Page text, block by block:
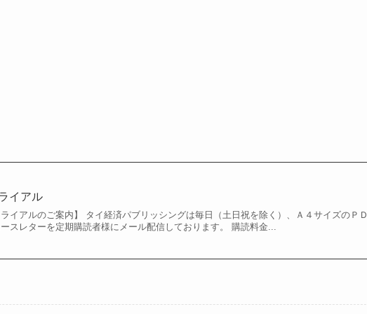
イアル
ライアルのご案内】 タイ経済パブリッシングは毎日（土日祝を除く）、Ａ４サイズのＰＤ
スレターを定期購読者様にメール配信しております。 購読料金...